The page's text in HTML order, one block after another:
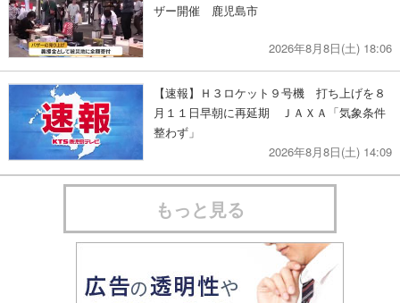
ザー開催 鹿児島市
2026年8月8日(土) 18:06
【速報】Ｈ３ロケット９号機 打ち上げを８
月１１日早朝に再延期 ＪＡＸＡ「気象条件
整わず」
2026年8月8日(土) 14:09
もっと見る